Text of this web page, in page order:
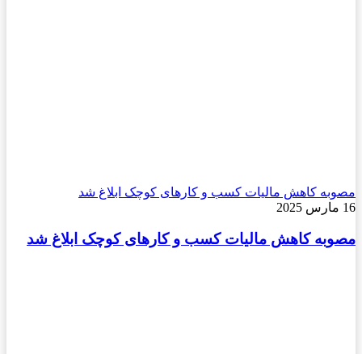
مصوبه کاهش مالیات کسب‌ و کارهای کوچک ابلاغ شد
16 مارس 2025
مصوبه کاهش مالیات کسب‌ و کارهای کوچک ابلاغ شد